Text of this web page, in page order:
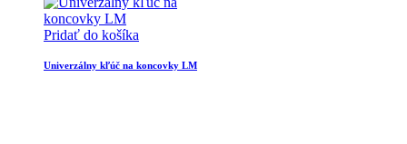
Pridať do košíka
Univerzálny kľúč na koncovky LM